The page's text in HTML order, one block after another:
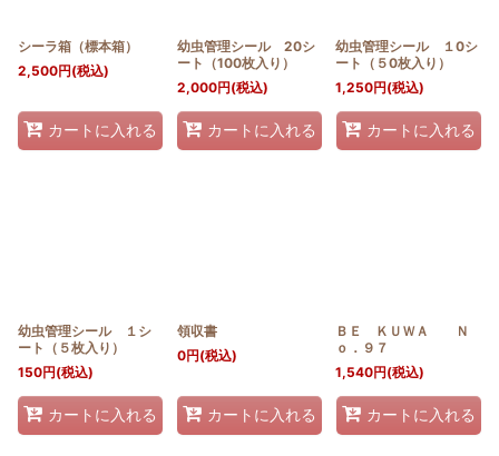
シーラ箱（標本箱）
2,500円(税込)
カートに入れる
幼虫管理シール 20シ
ート（100枚入り）
2,000円(税込)
カートに入れる
幼虫管理シール １0シ
ート（５0枚入り）
1,250円(税込)
カートに入れる
幼虫管理シール １シ
ート（５枚入り）
150円(税込)
カートに入れる
領収書
0円(税込)
カートに入れる
ＢＥ ＫＵＷＡ Ｎ
ｏ．９７
1,540円(税込)
カートに入れる